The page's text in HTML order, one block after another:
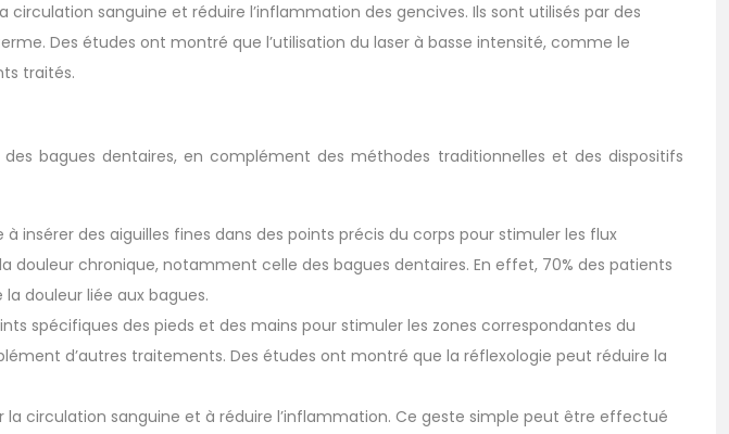
circulation sanguine et réduire l’inflammation des gencives. Ils sont utilisés par des
Des études ont montré que l’utilisation du laser à basse intensité, comme le
traités.
bagues dentaires, en complément des méthodes traditionnelles et des dispositifs
insérer des aiguilles fines dans des points précis du corps pour stimuler les flux
chronique, notamment celle des bagues dentaires. En effet, 70% des patients
douleur liée aux bagues.
spécifiques des pieds et des mains pour stimuler les zones correspondantes du
d’autres traitements. Des études ont montré que la réflexologie peut réduire la
la circulation sanguine et à réduire l’inflammation. Ce geste simple peut être effectué